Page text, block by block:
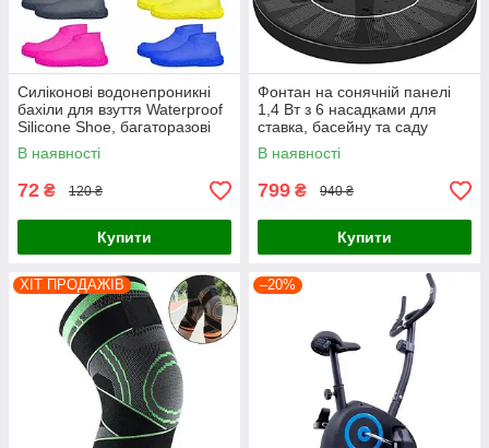
Силіконові водонепроникні
бахіли для взуття Waterproof
Silicone Shoe, багаторазові
чохли від дощу та бруду
(розмір M 37–41)
В наявності
72 ₴ 120 ₴
Купити
Фонтан на сонячній панелі
1,4 Вт з 6 насадками для
ставка, басейну та саду
В наявності
799 ₴ 940 ₴
Купити
ХІТ ПРОДАЖІВ –20%